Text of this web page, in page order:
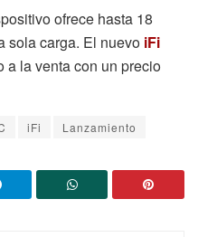
ofrece hasta 18
sola carga. El nuevo iFi
a la venta con un precio
iFi Lanzamiento